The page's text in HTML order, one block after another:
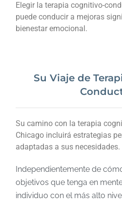
Elegir la terapia cognitivo-
puede conducir a mejoras
bienestar emocional.
Su Viaje de
Su camino con la terapia
Chicago incluirá estrategias
adaptadas a sus necesidades.
Independientemente de
objetivos que tenga en
individuo con el más alto